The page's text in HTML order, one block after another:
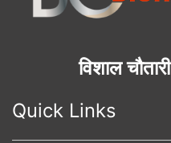
विशाल
Quick Links